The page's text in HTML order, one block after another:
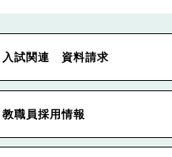
入試関連 資料請求
教職員採用情報